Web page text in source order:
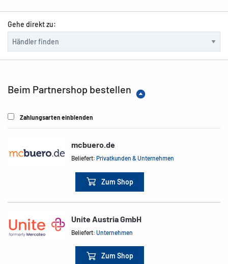
Gehe direkt zu:
Beim Partnershop bestellen
Zahlungsarten einblenden
mcbuero.de
Beliefert:Privatkunden & Unternehmen
Zum Shop
Unite Austria GmbH
Beliefert:Unternehmen
Zum Shop